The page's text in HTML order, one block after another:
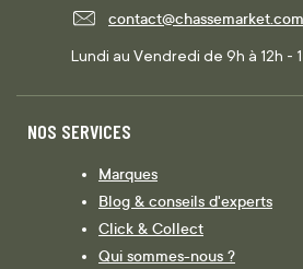
contact@chassemarket.com
Lundi au Vendredi de 9h à 12h -
NOS SERVICES
Marques
Blog & conseils d'experts
Click & Collect
Qui sommes-nous ?